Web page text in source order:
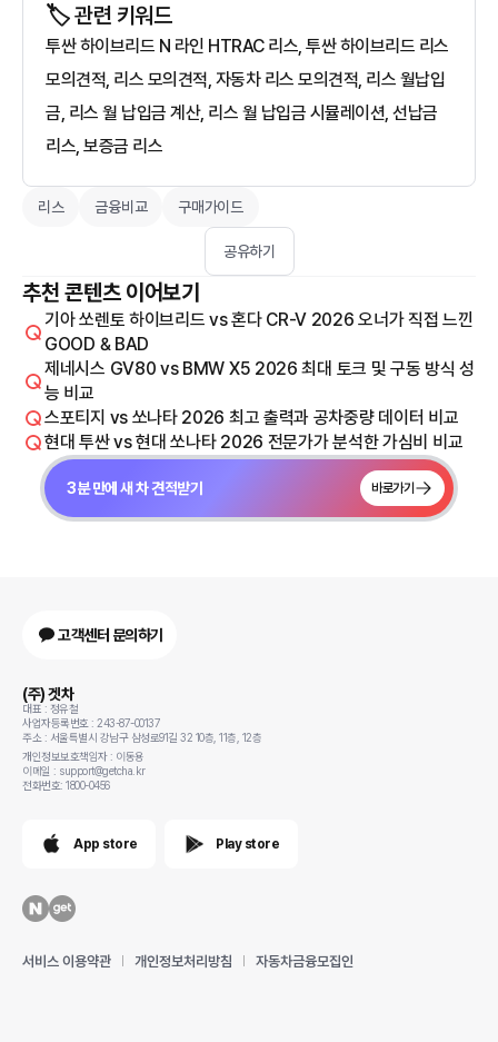
🏷️ 관련 키워드
투싼 하이브리드 N 라인 HTRAC 리스, 투싼 하이브리드 리스
모의견적, 리스 모의견적, 자동차 리스 모의견적, 리스 월납입
금, 리스 월 납입금 계산, 리스 월 납입금 시뮬레이션, 선납금
리스, 보증금 리스
리스 금융비교 구매가이드
공유하기
추천 콘텐츠 이어보기
기아 쏘렌토 하이브리드 vs 혼다 CR-V 2026 오너가 직접 느낀
GOOD & BAD
제네시스 GV80 vs BMW X5 2026 최대 토크 및 구동 방식 성
능 비교
스포티지 vs 쏘나타 2026 최고 출력과 공차중량 데이터 비교
현대 투싼 vs 현대 쏘나타 2026 전문가가 분석한 가심비 비교
3분 만에 새 차 견적받기 바로가기
고객센터 문의하기
(주) 겟차
대표 : 정유철
사업자등록번호 : 243-87-00137
주소 : 서울특별시 강남구 삼성로91길 32 10층, 11층, 12층
개인정보보호책임자 : 이동용
이메일 : support@getcha.kr
전화번호: 1800-0456
App store Play store
서비스 이용약관 개인정보처리방침 자동차금융모집인